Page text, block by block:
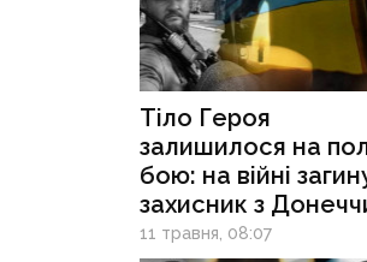
Тіло Героя
залишилося на
бою: на війні
захисник з
Ігор Мусієнко
11 травня, 08:07